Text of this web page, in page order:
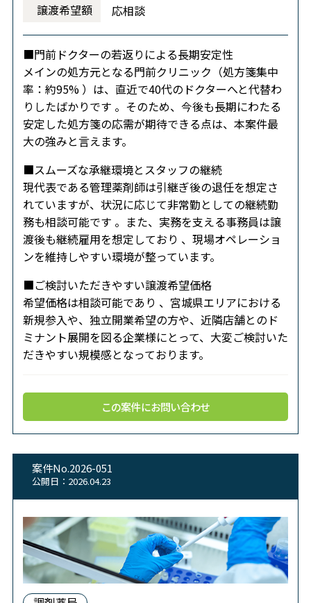
譲渡希望額
応相談
■門前ドクターの若返りによる長期安定性
メインの処方元となる門前クリニック（処方箋集中
率：約95% ）は、直近で40代のドクターへと代替わ
りしたばかりです 。そのため、今後も長期にわたる
安定した処方箋の応需が期待できる点は、本案件最
大の強みと言えます。
■スムーズな承継環境とスタッフの継続
現代表である管理薬剤師は引継ぎ後の退任を想定さ
れていますが、状況に応じて非常勤としての継続勤
務も相談可能です 。また、実務を支える事務員は譲
渡後も継続雇用を想定しており 、現場オペレーショ
ンを維持しやすい環境が整っています。
■ご検討いただきやすい譲渡希望価格
希望価格は相談可能であり 、宮城県エリアにおける
新規参入や、独立開業希望の方や、近隣店舗とのド
ミナント展開を図る企業様にとって、大変ご検討いた
だきやすい規模感となっております。
この案件にお問い合わせ
案件No.2026-051
公開日：2026.04.23